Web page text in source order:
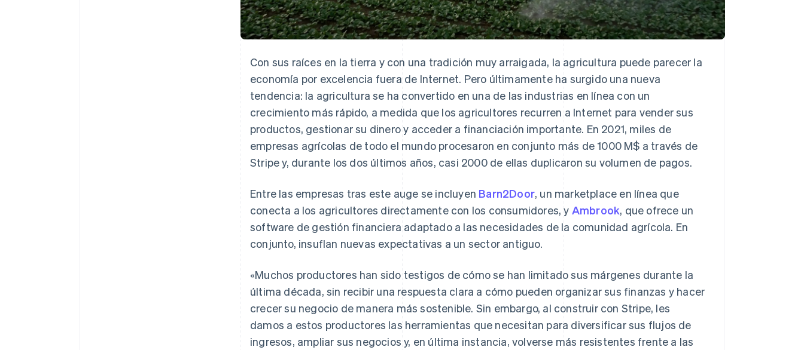
Con sus raíces en la tierra y con una tradición muy arraigada, la agricultura puede parecer la
economía por excelencia fuera de Internet. Pero últimamente ha surgido una nueva
tendencia: la agricultura se ha convertido en una de las industrias en línea con un
crecimiento más rápido, a medida que los agricultores recurren a Internet para vender sus
productos, gestionar su dinero y acceder a financiación importante. En 2021, miles de
empresas agrícolas de todo el mundo procesaron en conjunto más de 1000 M$ a través de
Stripe y, durante los dos últimos años, casi 2000 de ellas duplicaron su volumen de pagos.
Entre las empresas tras este auge se incluyen Barn2Door, un marketplace en línea que
conecta a los agricultores directamente con los consumidores, y Ambrook, que ofrece un
software de gestión financiera adaptado a las necesidades de la comunidad agrícola. En
conjunto, insuflan nuevas expectativas a un sector antiguo.
«Muchos productores han sido testigos de cómo se han limitado sus márgenes durante la
última década, sin recibir una respuesta clara a cómo pueden organizar sus finanzas y hacer
crecer su negocio de manera más sostenible. Sin embargo, al construir con Stripe, les
damos a estos productores las herramientas que necesitan para diversificar sus flujos de
ingresos, ampliar sus negocios y, en última instancia, volverse más resistentes frente a las